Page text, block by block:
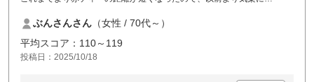
前より少し良くなりました。スタートが8時台だとランチが普通に
食べられないので軽食があってよかったです。あと1，2品軽食
メニューがあったら嬉しいです。尚この日はお風呂の温度が低かった
のでもう少し高くしてほしいです。
ぶんさんさん （女性 / 70代～）
平均スコア：110～119
投稿日：2025/10/18